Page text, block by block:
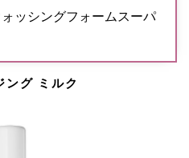
ッシングフォームスーパ
グ ミルク